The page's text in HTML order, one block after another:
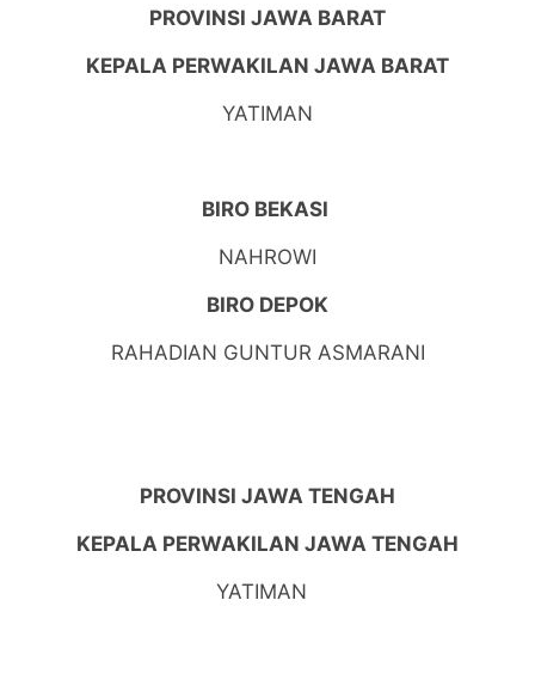
PROVINSI JAWA BARAT
KEPALA PERWAKILAN JAWA BARAT
YATIMAN
BIRO BEKASI
NAHROWI
BIRO DEPOK
RAHADIAN GUNTUR ASMARANI
PROVINSI JAWA TENGAH
KEPALA PERWAKILAN JAWA TENGAH
YATIMAN